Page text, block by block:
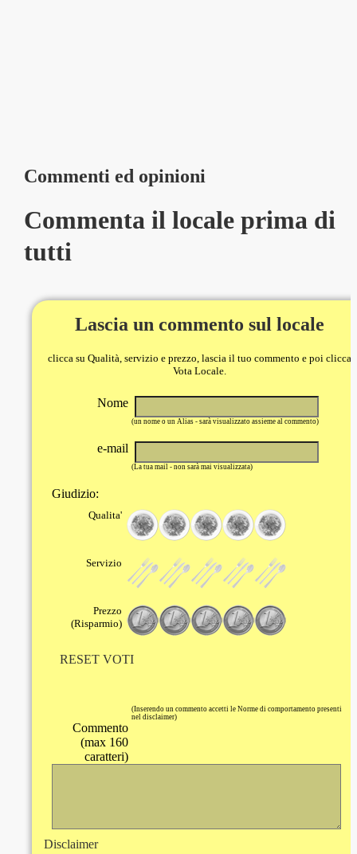
Commenti ed opinioni
Commenta il locale prima di
tutti
Lascia un commento sul locale
clicca su Qualità, servizio e prezzo, lascia il tuo commento e poi clicca
Vota Locale.
Nome
(un nome o un Alias - sarà visualizzato assieme al commento)
e-mail
(La tua mail - non sarà mai visualizzata)
Giudizio:
Qualita'
Servizio
Prezzo
(Risparmio)
RESET VOTI
(Inserendo un commento accetti le Norme di comportamento presenti
nel disclaimer)
Commento
(max 160
caratteri)
Disclaimer